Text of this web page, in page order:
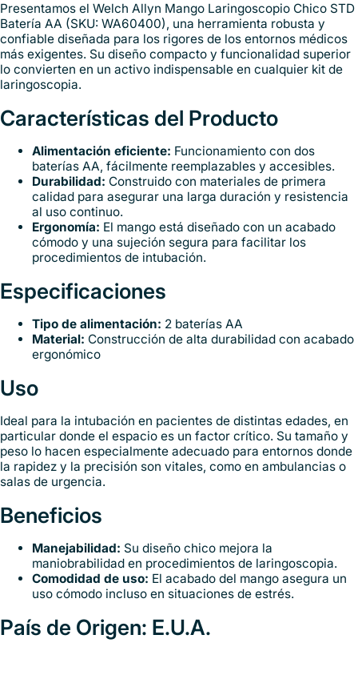
Presentamos el Welch Allyn Mango Laringoscopio Chico STD
Batería AA (SKU: WA60400), una herramienta robusta y
confiable diseñada para los rigores de los entornos médicos
más exigentes. Su diseño compacto y funcionalidad superior
lo convierten en un activo indispensable en cualquier kit de
laringoscopia.
Características del Producto
Alimentación eficiente: Funcionamiento con dos
baterías AA, fácilmente reemplazables y accesibles.
Durabilidad: Construido con materiales de primera
calidad para asegurar una larga duración y resistencia
al uso continuo.
Ergonomía: El mango está diseñado con un acabado
cómodo y una sujeción segura para facilitar los
procedimientos de intubación.
Especificaciones
Tipo de alimentación: 2 baterías AA
Material: Construcción de alta durabilidad con acabado
ergonómico
Uso
Ideal para la intubación en pacientes de distintas edades, en
particular donde el espacio es un factor crítico. Su tamaño y
peso lo hacen especialmente adecuado para entornos donde
la rapidez y la precisión son vitales, como en ambulancias o
salas de urgencia.
Beneficios
Manejabilidad: Su diseño chico mejora la
maniobrabilidad en procedimientos de laringoscopia.
Comodidad de uso: El acabado del mango asegura un
uso cómodo incluso en situaciones de estrés.
País de Origen: E.U.A.